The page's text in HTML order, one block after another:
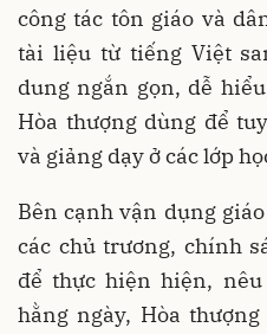
công tác tôn giáo và
tài liệu từ tiếng Việt
dung ngắn gọn, dễ
Hòa thượng dùng để
và giảng dạy ở các lớp
Bên cạnh vận dụng
các chủ trương, chính
để thực hiện hiện,
hằng ngày, Hòa